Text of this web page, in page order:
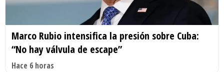
Marco Rubio intensifica la presión sobre Cuba:
“No hay válvula de escape”
Hace 6 horas